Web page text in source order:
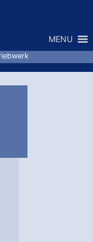
MENU